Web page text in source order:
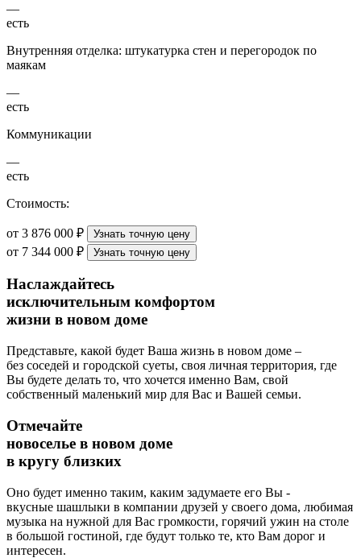
—
есть
Внутренняя отделка: штукатурка стен и перегородок по
маякам
—
есть
Коммуникации
—
есть
Стоимость:
от 3 876 000 ₽ Узнать точную цену
от 7 344 000 ₽ Узнать точную цену
Наслаждайтесь
исключительным комфортом
жизни в новом доме
Представьте, какой будет Ваша жизнь в новом доме –
без соседей и городской суеты, своя личная территория, где
Вы будете делать то, что хочется именно Вам, свой
собственный маленький мир для Вас и Вашей семьи.
Отмечайте
новоселье в новом доме
в кругу близких
Оно будет именно таким, каким задумаете его Вы -
вкусные шашлыки в компании друзей у своего дома, любимая
музыка на нужной для Вас громкости, горячий ужин на столе
в большой гостиной, где будут только те, кто Вам дорог и
интересен.